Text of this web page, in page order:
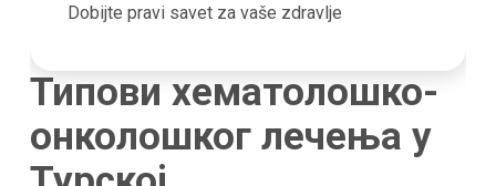
Dobijte pravi savet za vaše zdravlje
Типови хематолошко-
онколошког лечења у